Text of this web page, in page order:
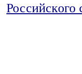
Российского